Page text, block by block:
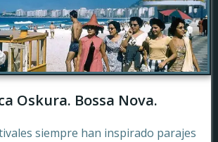
Oskura. Bossa Nova.
siempre han inspirado parajes